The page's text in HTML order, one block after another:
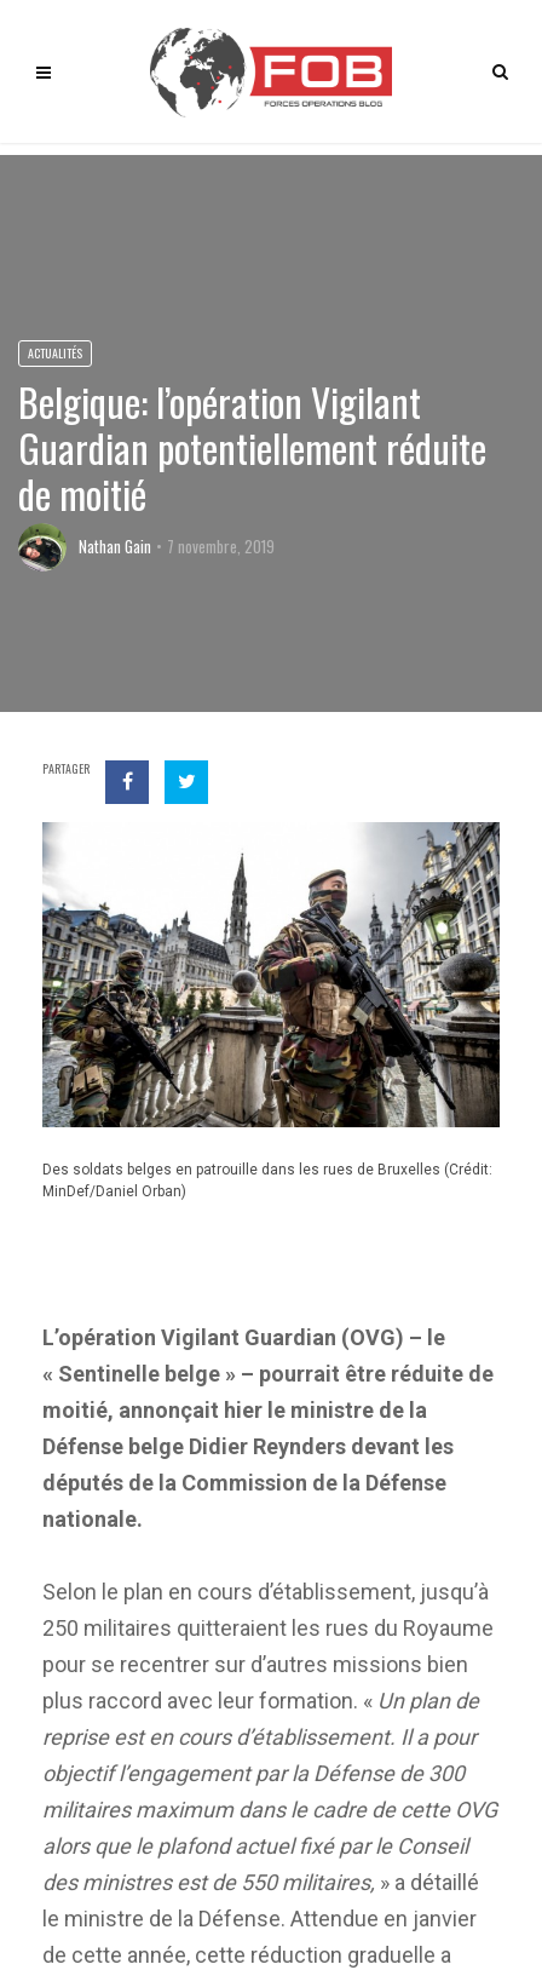
ACTUALITÉS
Belgique: l’opération Vigilant
Guardian potentiellement réduite
de moitié
Nathan Gain 7 novembre, 2019
PARTAGER
Des soldats belges en patrouille dans les rues de Bruxelles (Crédit:
MinDef/Daniel Orban)
L’opération Vigilant Guardian (OVG) – le
« Sentinelle belge » – pourrait être réduite de
moitié, annonçait hier le ministre de la
Défense belge Didier Reynders devant les
députés de la Commission de la Défense
nationale.
Selon le plan en cours d’établissement, jusqu’à
250 militaires quitteraient les rues du Royaume
pour se recentrer sur d’autres missions bien
plus raccord avec leur formation. « Un plan de
reprise est en cours d’établissement. Il a pour
objectif l’engagement par la Défense de 300
militaires maximum dans le cadre de cette OVG
alors que le plafond actuel fixé par le Conseil
des ministres est de 550 militaires, » a détaillé
le ministre de la Défense. Attendue en janvier
de cette année, cette réduction graduelle a